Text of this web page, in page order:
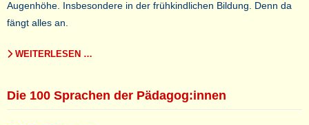
Augenhöhe. Insbesondere in der frühkindlichen Bildung. Denn da
fängt alles an.
WEITERLESEN …
Die 100 Sprachen der Pädagog:innen